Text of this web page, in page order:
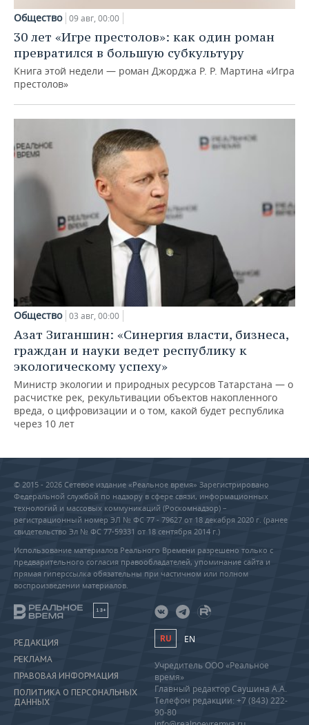
Общество 09 авг, 00:00
30 лет «Игре престолов»: как один роман
превратился в большую субкультуру
Книга этой недели — роман Джорджа Р. Р. Мартина «Игра
престолов»
Общество 03 авг, 00:00
Азат Зиганшин: «Синергия власти, бизнеса,
граждан и науки ведет республику к
экологическому успеху»
Министр экологии и природных ресурсов Татарстана — о
расчистке рек, рекультивации объектов накопленного
вреда, о цифровизации и о том, какой будет республика
через 10 лет
© 2015 - 2026 Сетевое издание «Реальное время» Зарегистрировано
Федеральной службой по надзору в сфере связи, информационных
технологий и массовых коммуникаций (Роскомнадзор) –
регистрационный номер ЭЛ № ФС 77 - 79627 от 18 декабря 2020 г. (ранее
свидетельство Эл № ФС 77-59331 от 18 сентября 2014 г.)
Использование материалов Реального Времени разрешено только с
предварительного согласия правообладателей, упоминание сайта и
прямая гиперссылка обязательны при частичном или полном
воспроизведении материалов.
18+
РЕДАКЦИЯ
РЕКЛАМА
ПРАВОВАЯ ИНФОРМАЦИЯ
ПОЛИТИКА О ПЕРСОНАЛЬНЫХ
ДАННЫХ
RU EN
Учредитель ООО «Реальное
время»
Главный редактор Саушина А.А.
Телефон редакции: +7 (843) 222-
90-80